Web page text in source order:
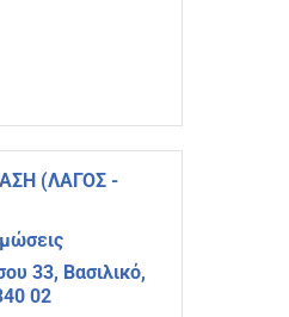
(ΛΑΓΟΣ -
33, Βασιλικό,
02